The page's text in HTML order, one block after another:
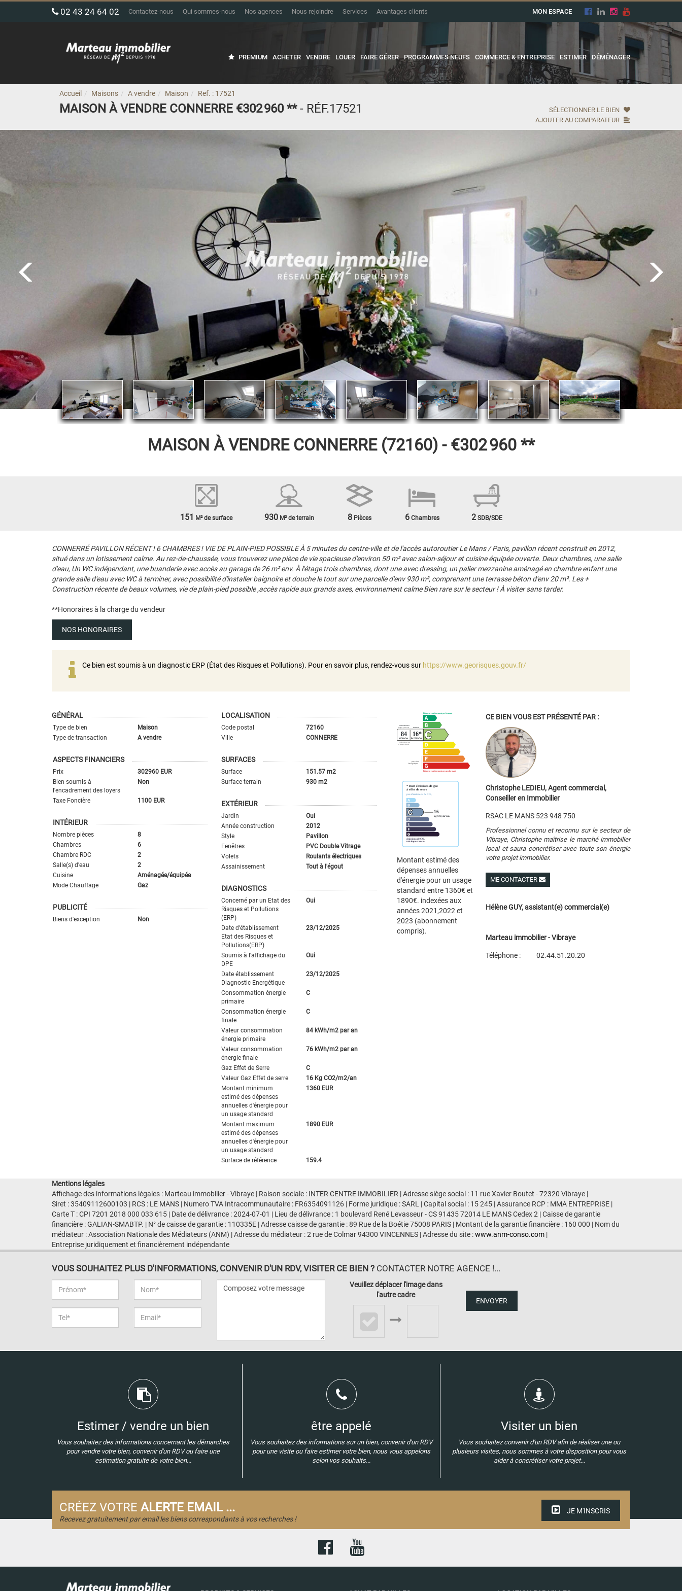
02 43 24 64 02 Contactez-nous Qui sommes-nous Nos agences Nous rejoindre Services Avantages clients MON ESPACE
PREMIUM ACHETER VENDRE LOUER FAIRE GÉRER PROGRAMMES NEUFS COMMERCE & ENTREPRISE ESTIMER DÉMÉNAGER
Accueil Maisons A vendre Maison Ref. : 17521
MAISON À VENDRE CONNERRE €302 960**- RÉF.17521
SÉLECTIONNER LE BIEN
AJOUTER AU COMPARATEUR
MAISON À VENDRECONNERRE (72160) - €302 960**
151 M² de surface 930M² de terrain 8Pièces 6Chambres 2SDB/SDE
CONNERRÉ PAVILLON RÉCENT ! 6 CHAMBRES ! VIE DE PLAIN-PIED POSSIBLE À 5 minutes du centre-ville et de l'accès autoroutier Le Mans / Paris, pavillon récent construit en 2012,
situé dans un lotissement calme. Au rez-de-chaussée, vous trouverez une pièce de vie spacieuse d'environ 50 m² avec salon-séjour et cuisine équipée ouverte. Deux chambres, une salle
d'eau, Un WC indépendant, une buanderie avec accès au garage de 26 m² env. À l'étage trois chambres, dont une avec dressing, un palier mezzanine aménagé en chambre enfant une
grande salle d'eau avec WC à terminer, avec possibilité d'installer baignoire et douche le tout sur une parcelle d'env 930 m², comprenant une terrasse béton d'env 20 m². Les +
Construction récente de beaux volumes, vie de plain-pied possible ,accès rapide aux grands axes, environnement calme Bien rare sur le secteur ! À visiter sans tarder.
**Honoraires à la charge du vendeur
NOS HONORAIRES
Ce bien est soumis à un diagnostic ERP (État des Risques et Pollutions). Pour en savoir plus, rendez-vous sur https://www.georisques.gouv.fr/
GÉNÉRAL
Type de bien
Maison
Type de transaction
A vendre
LOCALISATION
Code postal
72160
Ville
CONNERRE
ASPECTS FINANCIERS
Prix
302960 EUR
Bien soumis à
l'encadrement des loyers
Non
Taxe Foncière 1100 EUR
SURFACES
Surface
151.57 m2
Surface terrain
930 m2
EXTÉRIEUR
Jardin
Oui
Année construction
2012
Style
Pavillon
Fenêtres
PVC Double Vitrage
Volets
Roulants électriques
Assainissement
Tout à l'égout
INTÉRIEUR
Nombre pièces
8
Chambres
6
Chambre RDC
2
Salle(s) d'eau
2
Cuisine
Aménagée/équipée
Mode Chauffage
Gaz DIAGNOSTICS
Concerné par un Etat des
Risques et Pollutions
(ERP)
Oui
Date d'établissement
Etat des Risques et
Pollutions(ERP)
23/12/2025
Soumis à l'affichage du
DPE
Oui
Date établissement
Diagnostic Energétique
23/12/2025
Consommation énergie
primaire
C
Consommation énergie
finale
C
Valeur consommation
énergie primaire
84 kWh/m2 par an
Valeur consommation
énergie finale
76 kWh/m2 par an
Gaz Effet de Serre
C
Valeur Gaz Effet de serre
16 Kg CO2/m2/an
Montant minimum
estimé des dépenses
annuelles d'énergie pour
un usage standard
1360 EUR
Montant maximum
estimé des dépenses
annuelles d'énergie pour
un usage standard
1890 EUR
Surface de référence 159.4
PUBLICITÉ
Biens d'exception Non
Montant estimé des
dépenses annuelles
d'énergie pour un usage
standard entre 1360€ et
1890€. indexées aux
années 2021,2022 et
2023 (abonnement
compris).
CE BIEN VOUS EST PRÉSENTÉ PAR :
Christophe LEDIEU, Agent commercial,
Conseiller en Immobilier
RSAC LE MANS 523 948 750
Professionnel connu et reconnu sur le secteur de
Vibraye, Christophe maîtrise le marché immobilier
local et saura concrétiser avec toute son énergie
votre projet immobilier.
ME CONTACTER
Hélène GUY, assistant(e) commercial(e)
Marteau immobilier - Vibraye
Téléphone :
02.44.51.20.20
Mentions légales
Affichage des informations légales : Marteau immobilier - Vibraye | Raison sociale : INTER CENTRE IMMOBILIER | Adresse siège social : 11 rue Xavier Boutet - 72320 Vibraye |
Siret : 35409112600103 | RCS : LE MANS | Numero TVA Intracommunautaire : FR6354091126 | Forme juridique : SARL | Capital social : 15 245 | Assurance RCP : MMA ENTREPRISE |
Carte T : CPI 7201 2018 000 033 615 | Date de délivrance : 2024-07-01 | Lieu de délivrance : 1 boulevard René Levasseur - CS 91435 72014 LE MANS Cedex 2 | Caisse de garantie
financière : GALIAN-SMABTP. | N° de caisse de garantie : 110335E | Adresse caisse de garantie : 89 Rue de la Boétie 75008 PARIS | Montant de la garantie financière : 160 000 | Nom du
médiateur : Association Nationale des Médiateurs (ANM) | Adresse du médiateur : 2 rue de Colmar 94300 VINCENNES | Adresse du site :www.anm-conso.com |
Entreprise juridiquement et financièrement indépendante
VOUS SOUHAITEZ PLUS D'INFORMATIONS, CONVENIR D'UN RDV, VISITER CE BIEN ? CONTACTER NOTRE AGENCE !...
Veuillez déplacer l'image dans
l'autre cadre
ENVOYER
Estimer / vendre un bien
Vous souhaitez des informations concernant les démarches
pour vendre votre bien, convenir d'un RDV ou faire une
estimation gratuite de votre bien...
être appelé
Vous souhaitez des informations sur un bien, convenir d'un RDV
pour une visite ou faire estimer votre bien, nous vous appelons
selon vos souhaits...
Visiter un bien
Vous souhaitez convenir d'un RDV afin de réaliser une ou
plusieurs visites, nous sommes à votre disposition pour vous
aider à concrétiser votre projet...
CRÉEZ VOTRE ALERTE EMAIL ...
Recevez gratuitement par email les biens correspondants à vos recherches !
JE M'INSCRIS